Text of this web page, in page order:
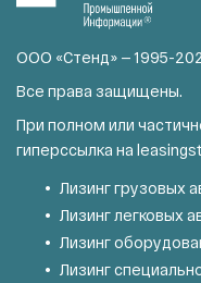
ООО «Стенд» — 1995-
Все права защищены.
При полном или
гиперссылка на
Лизинг грузовых
Лизинг легковых
Лизинг
Лизинг